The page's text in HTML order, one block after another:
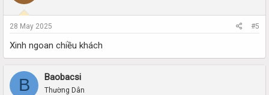
28 May 2025 #5
Xinh ngoan chiều khách
B Baobacsi
Thường Dân